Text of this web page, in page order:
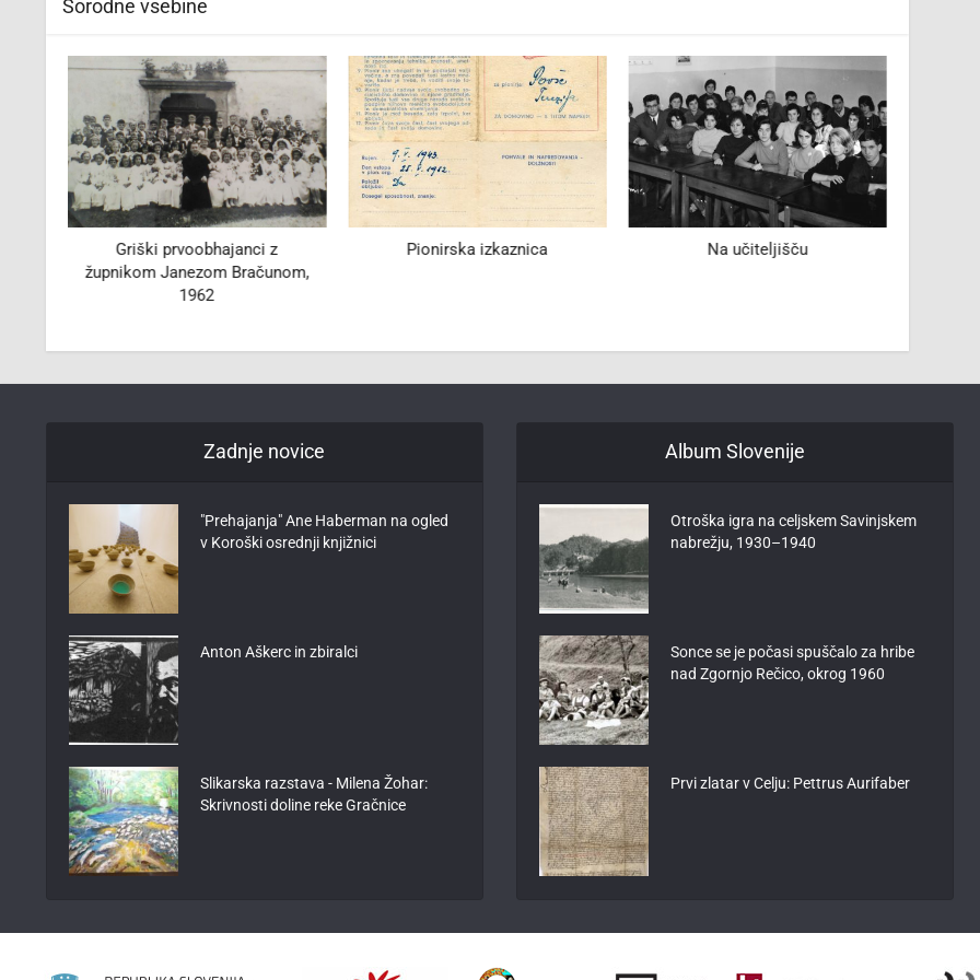
Sorodne vsebine
Griški prvoobhajanci z
župnikom Janezom Bračunom,
1962
Pionirska izkaznica Na učiteljišču
Zadnje novice
"Prehajanja" Ane Haberman na ogled
v Koroški osrednji knjižnici
Anton Aškerc in zbiralci
Slikarska razstava - Milena Žohar:
Skrivnosti doline reke Gračnice
Album Slovenije
Otroška igra na celjskem Savinjskem
nabrežju, 1930–1940
Sonce se je počasi spuščalo za hribe
nad Zgornjo Rečico, okrog 1960
Prvi zlatar v Celju: Pettrus Aurifaber